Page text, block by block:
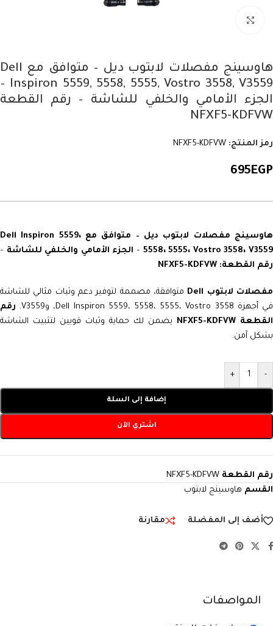
هاوسينج مفصلات لابتوب ديل – متوافق مع Dell
Inspiron 5559, 5558, 5555, Vostro 3558, V3559 –
الجزء الأمامي والخلفي للشاشة – رقم القطعة
NFXF5-KDFVW
رمز المنتج: NFXF5-KDFVW
695EGP
هاوسينج مفصلات لابتوب ديل – متوافق مع Dell Inspiron 5559،
5558، 5555، Vostro 3558، V3559 – الجزء الأمامي والخلفي للشاشة –
رقم القطعة: NFXF5-KDFVW
مفصلات لابتوب Dell
متوافقة، مصممة لتوفير دعم وثبات مثالي للشاشة
في أجهزة Dell Inspiron 5559، 5558، 5555، Vostro 3558، وV3559.
رقم
القطعة NFXF5-KDFVW
يضمن لك حماية وثبات قويين لتثبيت الشاشة
بشكل آمن.
-
+
إضافة إلى السلة
اشتري الآن
رقم القطعة NFXF5-KDFVW
القسم هاوسينج لابتوب
أضف إلى المفضلة مقارنة
المواصفات